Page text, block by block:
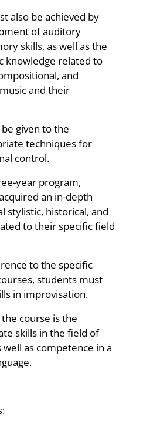
also be achieved by
of auditory
skills, as well as the
knowledge related to
and
and their
given to the
techniques for
control.
year program,
an in-depth
stylistic, historical, and
to their specific field
to the specific
students must
in improvisation.
course is the
skills in the field of
as competence in a